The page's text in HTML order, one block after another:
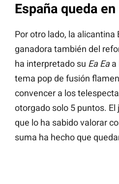
España queda
Por otro lado, la alicantina
ganadora también del
ha interpretado su Ea Eaa
tema pop de fusión
convencer a los
otorgado solo 5 puntos.
que lo ha sabido valorar
suma ha hecho que